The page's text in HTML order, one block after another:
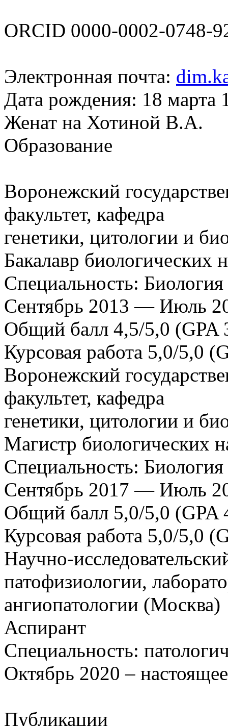
ORCID 0000-0002-0748-
Электронная почта:
Дата рождения: 18 марта
Женат на Хотиной В.А.
Образование
Воронежский
факультет, кафедра
генетики, цитологии и
Бакалавр биологических
Специальность:
Сентябрь 2013 — Июль
Общий балл 4,5/5,0 (GPA
Курсовая работа 5,0/5,0
Воронежский
факультет, кафедра
генетики, цитологии и
Магистр биологических
Специальность:
Сентябрь 2017 — Июль
Общий балл 5,0/5,0 (GPA
Курсовая работа 5,0/5,0
Научно-
патофизиологии,
ангиопатологии (Москва)
Аспирант
Специальность:
Октябрь 2020 –
Публикации